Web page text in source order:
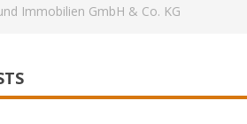
Immobilien GmbH & Co. KG